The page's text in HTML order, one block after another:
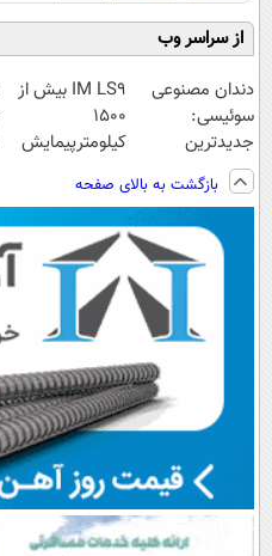
از سراسر وب
دندان مصنوعی
سوئیسی:
جدیدترین
فناوری اروپا،
سبک و مقاوم |
پرداخت قسطی
IM LS9 بیش از
1500
کیلومترپیمایش
بازگشت به بالای صفحه